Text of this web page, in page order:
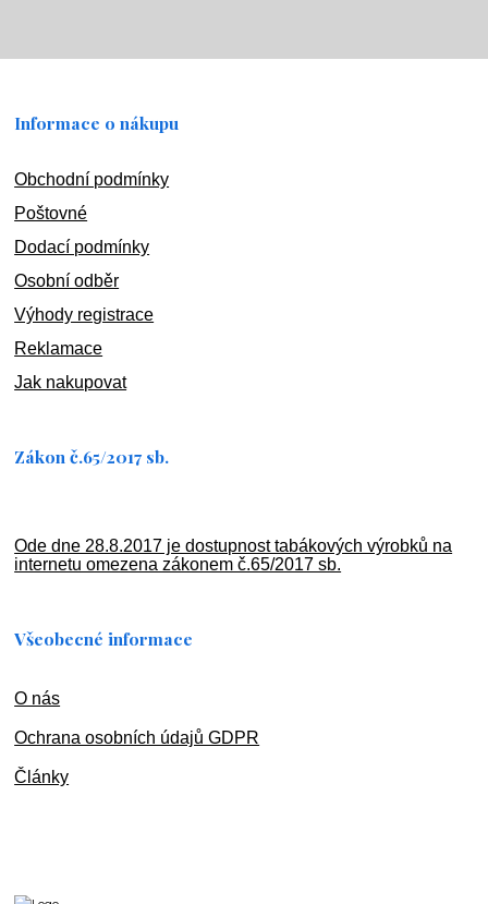
Informace o nákupu
Obchodní podmínky
Poštovné
Dodací podmínky
Osobní odběr
Výhody registrace
Reklamace
Jak nakupovat
Zákon č.65/2017 sb.
Ode dne 28.8.2017 je dostupnost tabákových výrobků na
internetu omezena zákonem č.65/2017 sb.
Všeobecné informace
O nás
Ochrana osobních údajů GDPR
Články